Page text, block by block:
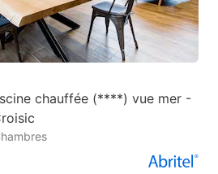
chauffée (****) vue mer -